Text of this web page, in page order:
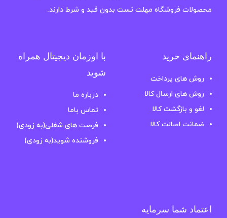
محصولات فروشگاه مهلت تست بدون قید و شرط دارند.
راهنمای خرید
روش های پرداخت
روش های ارسال کالا
لغو و بازگشت کالا
ضمانت اصالت کالا
با اوزمان دیجیتال همراه
شوید
درباره ما
تماس باما
فرصت های شغلی(به زودی)
فروشنده شوید(به زودی)
اعتماد شما سرمایه